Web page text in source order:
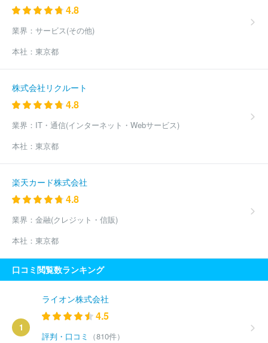
4.8
業界： サービス(その他)
本社： 東京都
株式会社リクルート
4.8
業界： IT・通信(インターネット・Webサービス)
本社： 東京都
楽天カード株式会社
4.8
業界： 金融(クレジット・信販)
本社： 東京都
口コミ閲覧数ランキング
1
ライオン株式会社
4.5
評判・口コミ
（810件）